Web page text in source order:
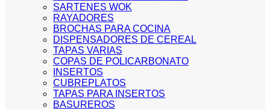
SARTENES WOK
RAYADORES
BROCHAS PARA COCINA
DISPENSADORES DE CEREAL
TAPAS VARIAS
COPAS DE POLICARBONATO
INSERTOS
CUBREPLATOS
TAPAS PARA INSERTOS
BASUREROS